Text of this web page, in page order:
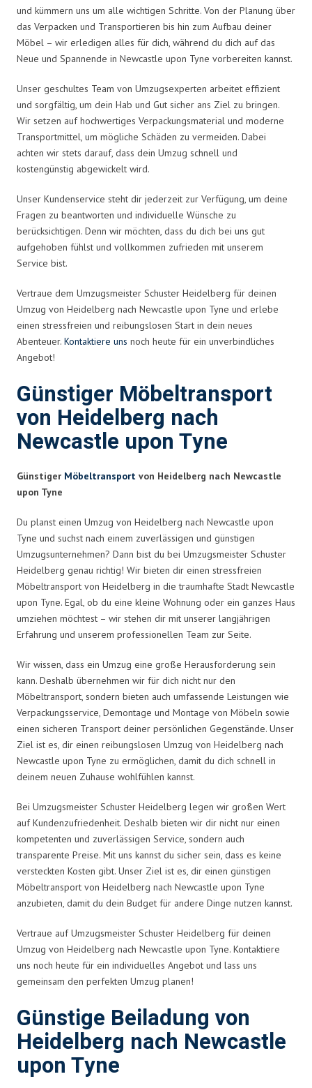
und kümmern uns um alle wichtigen Schritte. Von der Planung über
das Verpacken und Transportieren bis hin zum Aufbau deiner
Möbel – wir erledigen alles für dich, während du dich auf das
Neue und Spannende in Newcastle upon Tyne vorbereiten kannst.
Unser geschultes Team von Umzugsexperten arbeitet effizient
und sorgfältig, um dein Hab und Gut sicher ans Ziel zu bringen.
Wir setzen auf hochwertiges Verpackungsmaterial und moderne
Transportmittel, um mögliche Schäden zu vermeiden. Dabei
achten wir stets darauf, dass dein Umzug schnell und
kostengünstig abgewickelt wird.
Unser Kundenservice steht dir jederzeit zur Verfügung, um deine
Fragen zu beantworten und individuelle Wünsche zu
berücksichtigen. Denn wir möchten, dass du dich bei uns gut
aufgehoben fühlst und vollkommen zufrieden mit unserem
Service bist.
Vertraue dem Umzugsmeister Schuster Heidelberg für deinen
Umzug von Heidelberg nach Newcastle upon Tyne und erlebe
einen stressfreien und reibungslosen Start in dein neues
Abenteuer. Kontaktiere uns noch heute für ein unverbindliches
Angebot!
Günstiger Möbeltransport
von Heidelberg nach
Newcastle upon Tyne
Günstiger Möbeltransport von Heidelberg nach Newcastle
upon Tyne
Du planst einen Umzug von Heidelberg nach Newcastle upon
Tyne und suchst nach einem zuverlässigen und günstigen
Umzugsunternehmen? Dann bist du bei Umzugsmeister Schuster
Heidelberg genau richtig! Wir bieten dir einen stressfreien
Möbeltransport von Heidelberg in die traumhafte Stadt Newcastle
upon Tyne. Egal, ob du eine kleine Wohnung oder ein ganzes Haus
umziehen möchtest – wir stehen dir mit unserer langjährigen
Erfahrung und unserem professionellen Team zur Seite.
Wir wissen, dass ein Umzug eine große Herausforderung sein
kann. Deshalb übernehmen wir für dich nicht nur den
Möbeltransport, sondern bieten auch umfassende Leistungen wie
Verpackungsservice, Demontage und Montage von Möbeln sowie
einen sicheren Transport deiner persönlichen Gegenstände. Unser
Ziel ist es, dir einen reibungslosen Umzug von Heidelberg nach
Newcastle upon Tyne zu ermöglichen, damit du dich schnell in
deinem neuen Zuhause wohlfühlen kannst.
Bei Umzugsmeister Schuster Heidelberg legen wir großen Wert
auf Kundenzufriedenheit. Deshalb bieten wir dir nicht nur einen
kompetenten und zuverlässigen Service, sondern auch
transparente Preise. Mit uns kannst du sicher sein, dass es keine
versteckten Kosten gibt. Unser Ziel ist es, dir einen günstigen
Möbeltransport von Heidelberg nach Newcastle upon Tyne
anzubieten, damit du dein Budget für andere Dinge nutzen kannst.
Vertraue auf Umzugsmeister Schuster Heidelberg für deinen
Umzug von Heidelberg nach Newcastle upon Tyne. Kontaktiere
uns noch heute für ein individuelles Angebot und lass uns
gemeinsam den perfekten Umzug planen!
Günstige Beiladung von
Heidelberg nach Newcastle
upon Tyne